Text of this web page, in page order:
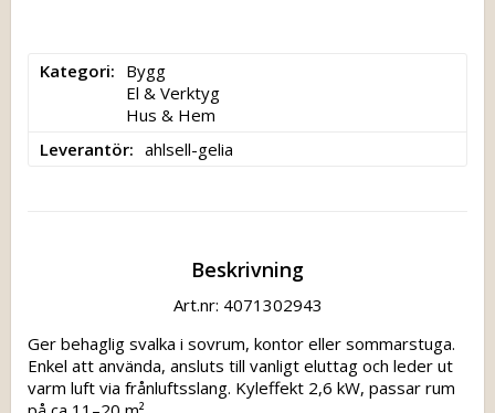
Kategori
Bygg
El & Verktyg
Hus & Hem
Leverantör
ahlsell-gelia
Beskrivning
Art.nr: 4071302943
Ger behaglig svalka i sovrum, kontor eller sommarstuga.
Enkel att använda, ansluts till vanligt eluttag och leder ut
varm luft via frånluftsslang. Kyleffekt 2,6 kW, passar rum